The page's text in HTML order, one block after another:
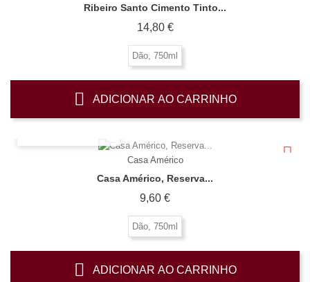
Ribeiro Santo Cimento Tinto...
14,80 €Preço
Dão, 750ml
ADICIONAR AO CARRINHO
Casa Américo
Casa Américo, Reserva...
9,60 €Preço
Dão, 750ml
ADICIONAR AO CARRINHO